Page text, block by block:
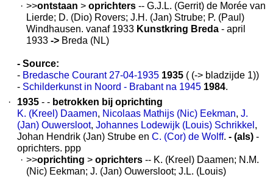
· >>ontstaan > oprichters -- G.J.L. (Gerrit) de Morée van
Lierde; D. (Dio) Rovers; J.H. (Jan) Strube; P. (Paul)
Windhausen. vanaf 1933 Kunstkring Breda - april
1933 -> Breda (NL)
- Source:
- Bredasche Courant 27-04-1935 1935 ( (-> bladzijde 1))
- Schilderkunst in Noord - Brabant na 1945 1984.
·
1935 - - betrokken bij oprichting
K. (Kreel) Daamen, Nicolaas Mathijs (Nic) Eekman, J.
(Jan) Ouwersloot, Johannes Lodewijk (Louis) Schrikkel ,
Johan Hendrik (Jan) Strube en C. (Cor) de Wolff. - (als) -
oprichters. ppp
· >>oprichting > oprichters -- K. (Kreel) Daamen; N.M.
(Nic) Eekman; J. (Jan) Ouwersloot; J.L. (Louis)